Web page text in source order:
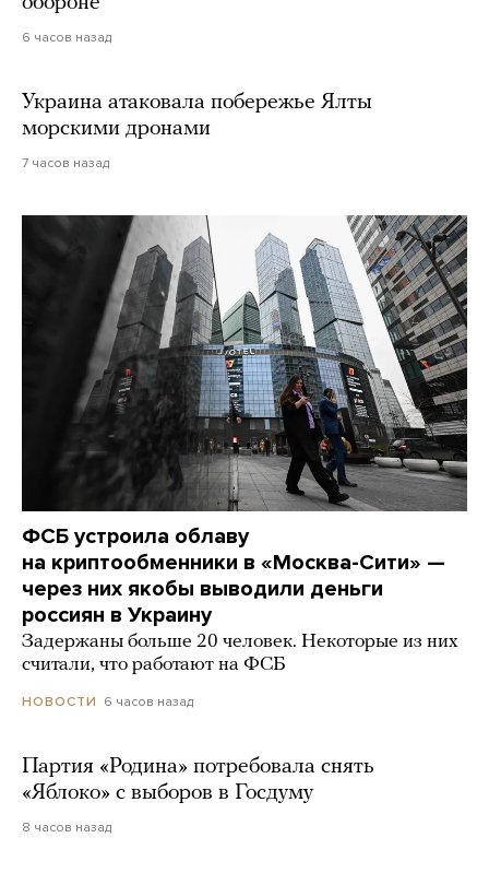
6 часов назад
Украина атаковала побережье Ялты
морскими дронами
7 часов назад
ФСБ устроила облаву
на криптообменники в «Москва-Сити» —
через них якобы выводили деньги
россиян в Украину
Задержаны больше 20 человек. Некоторые из них
считали, что работают на ФСБ
НОВОСТИ 6 часов назад
Партия «Родина» потребовала снять
«Яблоко» с выборов в Госдуму
8 часов назад